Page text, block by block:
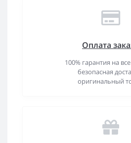
Оплата
100% гарантия на
безопасная
оригинальный